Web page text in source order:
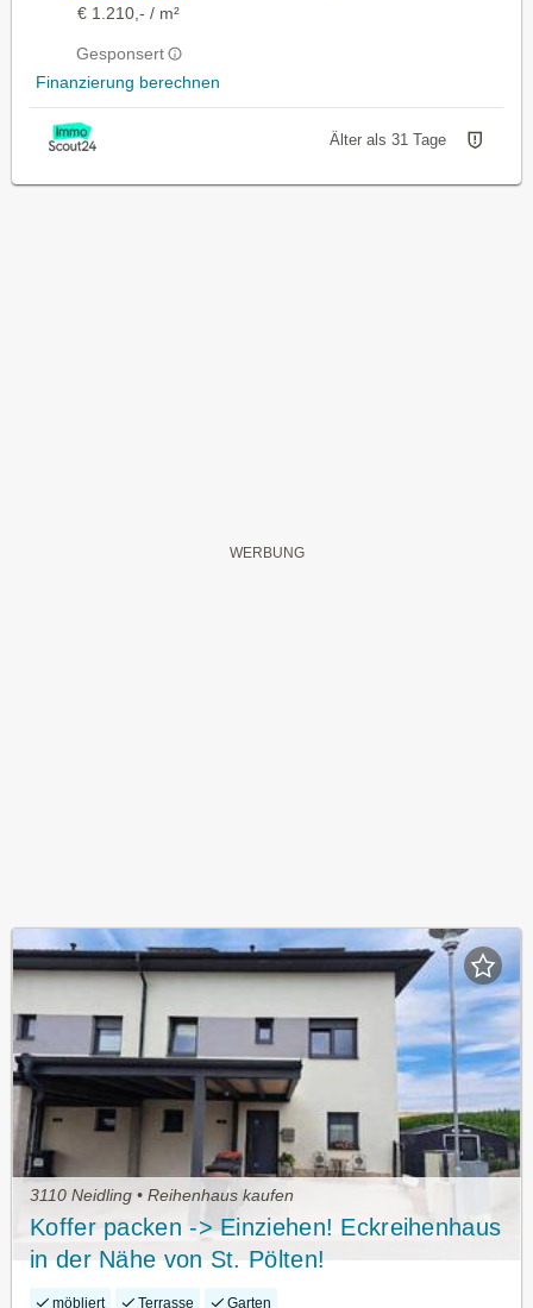
€ 1.210,- / m²
Gesponsert
Finanzierung berechnen
Älter als 31 Tage
3110 Neidling • Reihenhaus kaufen
Koffer packen -> Einziehen! Eckreihenhaus
in der Nähe von St. Pölten!
möbliert Terrasse Garten